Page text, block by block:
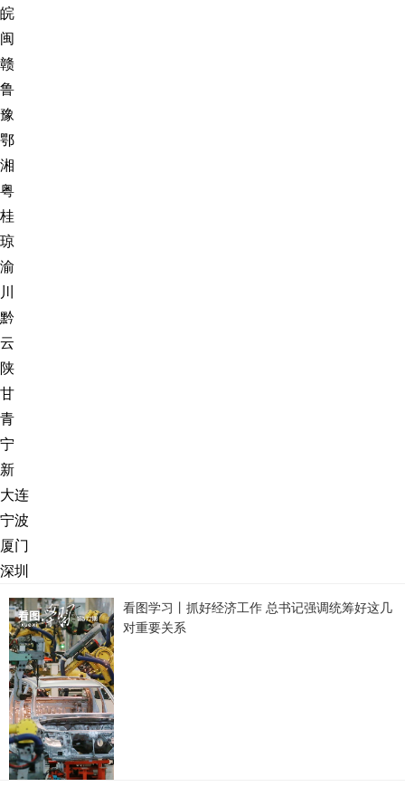
皖
闽
赣
鲁
豫
鄂
湘
粤
桂
琼
渝
川
黔
云
陕
甘
青
宁
新
大连
宁波
厦门
深圳
看图学习丨抓好经济工作 总书记强调统筹好这几
对重要关系